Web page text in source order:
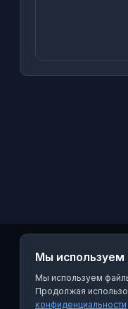
Мы
Мы используем
Продолжая
конфиденциальности